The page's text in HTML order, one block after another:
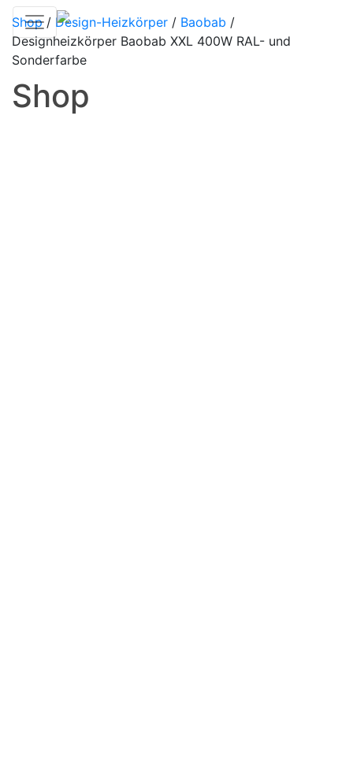
Shop/ Design-Heizkörper / Baobab /
Designheizkörper Baobab XXL 400W RAL- und
Sonderfarbe
Shop